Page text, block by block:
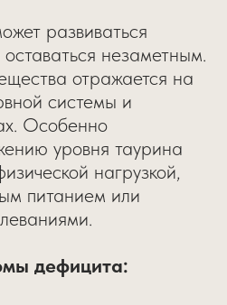
развиваться
незаметным.
отражается на
системы и
Особенно
уровня таурина
нагрузкой,
питанием или
дефицита: